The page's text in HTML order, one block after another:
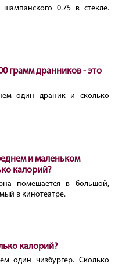
0.75 в стекле.
грамм дранников - это
один драник и сколько
и маленьком
калорий?
помещается в большой,
в кинотеатре.
калорий?
один чизбургер. Сколько